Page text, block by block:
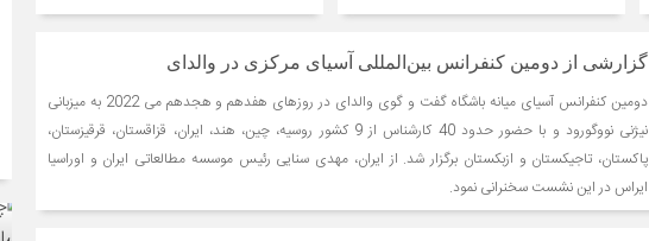
گزارشی از دومین کنفرانس بین‌المللی آسیای مرکزی در والدای
دومین کنفرانس آسیای میانه باشگاه گفت و گوی والدای در روزهای هفدهم و هجدهم می 2022 به میزبانی
نیژنی نووگورود و با حضور حدود 40 کارشناس از 9 کشور روسیه، چین، هند، ایران، قزاقستان، قرقیزستان،
پاکستان، تاجیکستان و ازبکستان برگزار شد. از ایران، مهدی سنایی رئیس موسسه مطالعاتی ایران و اوراسیا
ایراس در این نشست سخنرانی نمود.